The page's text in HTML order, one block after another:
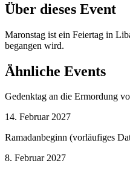
Über dieses Event
Maronstag ist ein Feiertag in
begangen wird.
Ähnliche Events
Gedenktag an die Ermordung
14. Februar 2027
Ramadanbeginn (vorläufiges
8. Februar 2027